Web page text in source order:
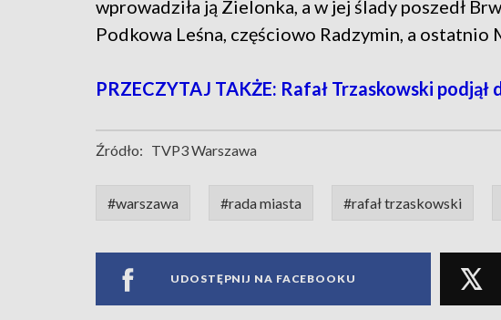
wprowadziła ją Zielonka, a w jej ślady poszedł
Podkowa Leśna, częściowo Radzymin, a ostatnio
PRZECZYTAJ TAKŻE: Rafał Trzaskowski
Źródło: TVP3 Warszawa
#warszawa #rada miasta #rafał trzaskowski
UDOSTĘPNIJ NA FACEBOOKU